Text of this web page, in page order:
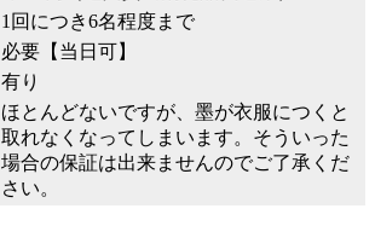
1回につき6名程度まで
必要【当日可】
有り
ほとんどないですが、墨が衣服につくと
取れなくなってしまいます。そういった
場合の保証は出来ませんのでご了承くだ
さい。